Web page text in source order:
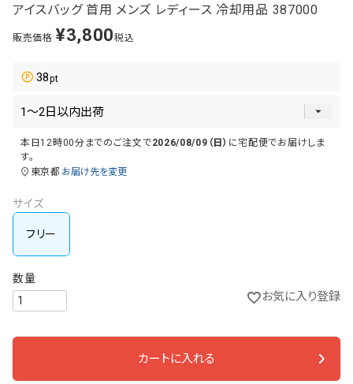
アイスバッグ 首用 メンズ レディース 冷却用品 387000
販売価格 ¥3,800税込
38
本日12時00分 までのご注文で2026/08/09（日） に宅配便でお届けしま
す。
東京都 お届け先を変更
サイズ
フリー
お気に入り登録
カートに入れる